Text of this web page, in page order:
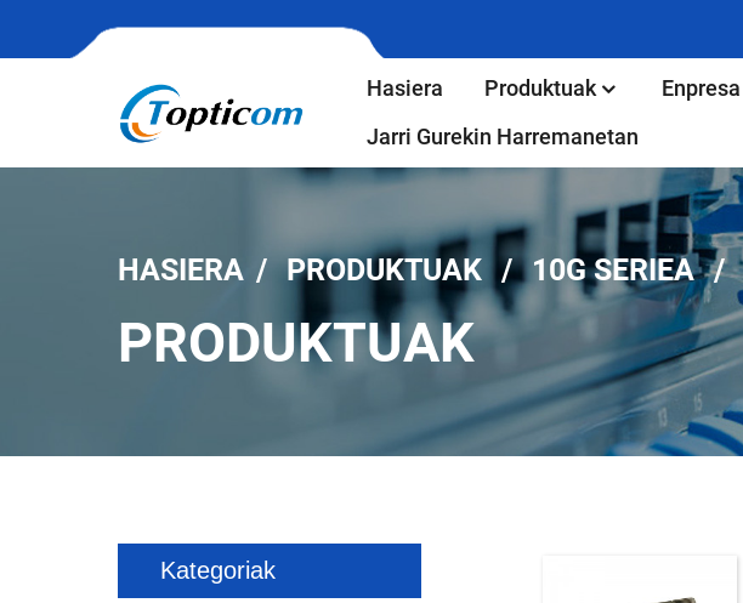
Hasiera Produktuak Enpresa
Jarri Gurekin Harremanetan
HASIERA PRODUKTUAK 10G SERIEA
PRODUKTUAK
Kategoriak